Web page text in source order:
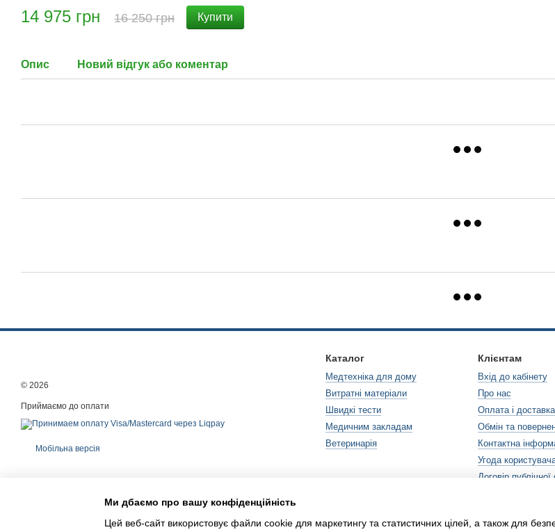
14 975 грн 16 250 грн Купити
Опис Новий відгук або коментар
© 2026
Приймаємо до оплати
Мобільна версія
Каталог
Медтехніка для дому
Витратні матеріали
Швидкі тести
Медичним закладам
Ветеринарія
Клієнтам
Вхід до кабінету
Про нас
Оплата і доставка
Обмін та
Контактна
Угода
Договір
Ми дбаємо про вашу конфіденційність
Цей веб-сайт використовує файли cookie для маркетингу та статистичних цілей, а також для